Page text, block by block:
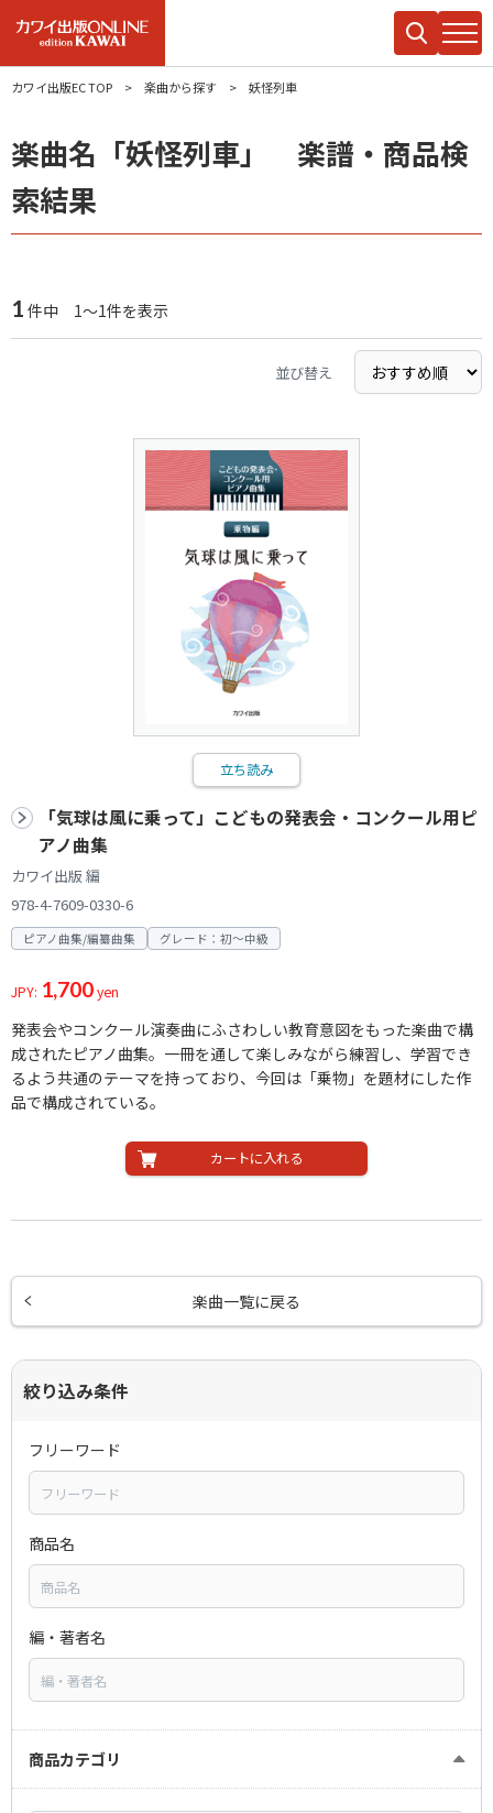
カワイ出版EC TOP 楽曲から探す 妖怪列車
楽曲名「妖怪列車」 楽譜・商品検
索結果
1 件中 1～1件を表示
並び替え
立ち読み
「気球は風に乗って」こどもの発表会・コンクール用ピ
アノ曲集
カワイ出版 編
978-4-7609-0330-6
ピアノ曲集/編纂曲集 グレード：初～中級
JPY: 1,700yen
発表会やコンクール演奏曲にふさわしい教育意図をもった楽曲で構
成されたピアノ曲集。一冊を通して楽しみながら練習し、学習でき
るよう共通のテーマを持っており、今回は「乗物」を題材にした作
品で構成されている。
カートに入れる
楽曲一覧に戻る
絞り込み条件
フリーワード
商品名
編・著者名
商品カテゴリ